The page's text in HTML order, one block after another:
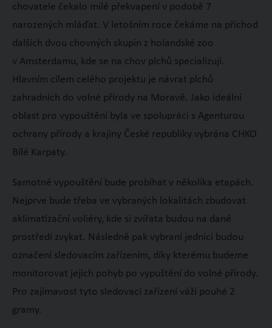
chovatele čekalo milé překvapení v podobě 7
narozených mláďat. V letošním roce čekáme na příchod
dalších dvou chovných skupin z holandské zoo
v Amsterdamu, kde se na chov plchů specializují.
Hlavním cílem celého projektu je návrat plchů
zahradních do volné přírody na Moravě. Jako ideální
oblast pro vypouštění byla ve spolupráci s Agenturou
ochrany přírody a krajiny České republiky vybrána CHKO
Bílé Karpaty.
Samotné vypouštění bude probíhat v několika etapách.
Nejprve bude třeba ve vybraných lokalitách zbudovat
aklimatizační voliéry, kde si zvířata budou na dané
prostředí zvykat. Následně pak vybraní jednici budou
označení sledovacím zařízením, díky kterému budeme
monitorovat jejich pohyb po vypuštění do volné přírody.
Pro zajímavost tyto sledovací zařízení váží pouhé 2
gramy.